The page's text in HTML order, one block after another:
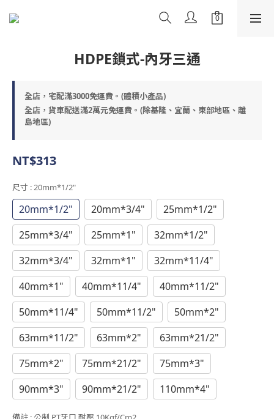
HDPE鎖式-內牙三通
全店，宅配滿3000免運費。(體積小產品)
全店，貨車配送滿2萬元免運費。(除基隆、宜蘭、東部地區、離
島地區)
NT$313
尺寸 : 20mm*1/2"
20mm*1/2" 20mm*3/4"
25mm*1/2"
25mm*3/4"
25mm*1"
32mm*1/2"
32mm*3/4"
32mm*1"
32mm*11/4"
40mm*1"
40mm*11/4"
40mm*11/2"
50mm*11/4"
50mm*11/2"
50mm*2"
63mm*11/2"
63mm*2"
63mm*21/2"
75mm*2"
75mm*21/2"
75mm*3"
90mm*3"
90mm*21/2" 110mm*4"